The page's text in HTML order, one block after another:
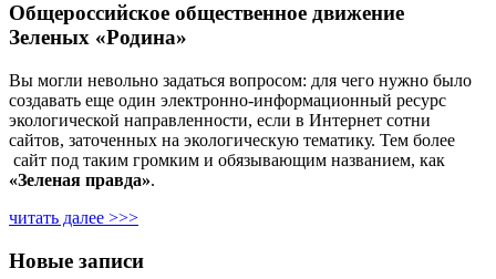
Общероссийское общественное движение
Зеленых «Родина»
Вы могли невольно задаться вопросом: для чего нужно было
создавать еще один электронно-информационный ресурс
экологической направленности, если в Интернет сотни
сайтов, заточенных на экологическую тематику. Тем более
сайт под таким громким и обязывающим названием, как
«Зеленая правда».
читать далее >>>
Новые записи